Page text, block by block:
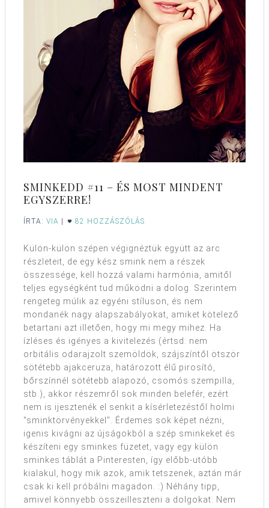
SMINKEDD #11 – ÉS MOST MINDENT
EGYSZERRE!
ÍRTA: VIA 82 HOZZÁSZÓLÁS
Külön-külön szépen végignéztük együtt az arc
részleteit, de egy kész smink nem a részek
összessége, kell hozzá valami harmónia, amitől
teljes egységként tud működni a dolog. Szerintem
rengeteg múlik az egyéni stíluson, és nem
mondanék nagy alapszabályokat, amiket kötelező
betartani azt illetően, hogy mi megy mihez. Ha
ízléses és igényes a kivitelezés (értsd: nem
orbitális odarajzolt szemöldök, szájszíntől ötször
sötétebb ajakceruza, határozott élű pirosító,
bőrszínnél sötétebb alapozó, csomós szempilla,
stb.), akkor részemről sok minden belefér, ezért
nem is ijesztenék el senkit a kísérletezéstől holmi
"sminktörvényekkel". Érdemes sok képet nézni,
igenis kivágni az újságokból a szép sminkeket és
készíteni egy sminkes füzetet, vagy egy külön
sminkes táblát a Pinteresten, így előbb-utóbb
kialakul, hogy mik azok, amik tetszenek, aztán már
csak ki kell próbálni magadon. :) Néhány tipp,
amivel könnyebb összeilleszteni a dolgokat: Nem